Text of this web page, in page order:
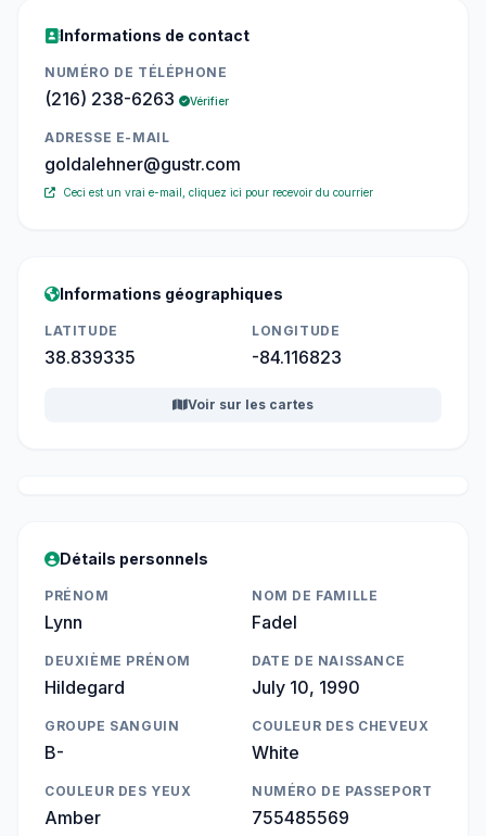
Informations de contact
NUMÉRO DE TÉLÉPHONE
(216) 238-6263 Vérifier
ADRESSE E-MAIL
goldalehner@gustr.com
Ceci est un vrai e-mail, cliquez ici pour recevoir du courrier
Informations géographiques
LATITUDE
38.839335
LONGITUDE
-84.116823
Voir sur les cartes
Détails personnels
PRÉNOM
Lynn
NOM DE FAMILLE
Fadel
DEUXIÈME PRÉNOM
Hildegard
DATE DE NAISSANCE
July 10, 1990
GROUPE SANGUIN
B-
COULEUR DES CHEVEUX
White
COULEUR DES YEUX
Amber
NUMÉRO DE PASSEPORT
755485569